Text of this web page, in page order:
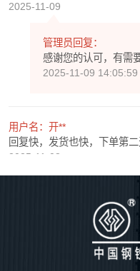
2025-11-09
管理员回复：
感谢您的认可，有需
2025-11-09 14:05:59
用户名：开**
回复快，发货也快，下单第
2025-11-08
感谢您的认可，期待
2025-11-08 14:06:11